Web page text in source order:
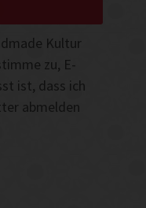
Kultur
zu, E-
ist, dass ich
abmelden